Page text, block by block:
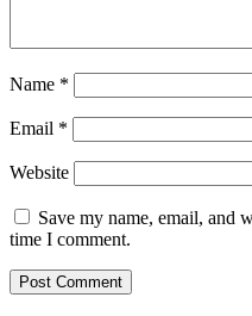
Name *
Email *
Website
Save my name, email, and
time I comment.